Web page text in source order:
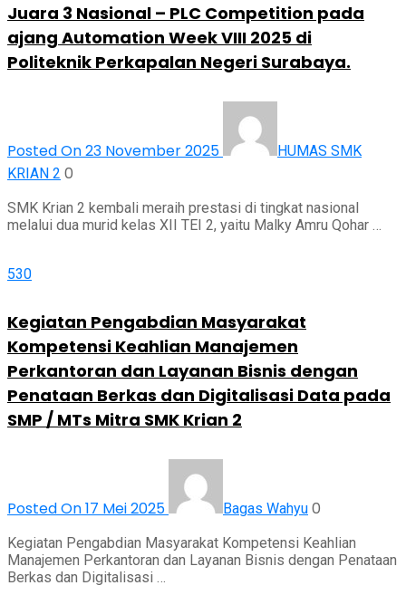
Juara 3 Nasional – PLC Competition pada
ajang Automation Week VIII 2025 di
Politeknik Perkapalan Negeri Surabaya.
Posted On 23 November 2025
HUMAS SMK
KRIAN 2 0
SMK Krian 2 kembali meraih prestasi di tingkat nasional
melalui dua murid kelas XII TEI 2, yaitu Malky Amru Qohar …
530
Kegiatan Pengabdian Masyarakat
Kompetensi Keahlian Manajemen
Perkantoran dan Layanan Bisnis dengan
Penataan Berkas dan Digitalisasi Data pada
SMP / MTs Mitra SMK Krian 2
Posted On 17 Mei 2025 Bagas Wahyu 0
Kegiatan Pengabdian Masyarakat Kompetensi Keahlian
Manajemen Perkantoran dan Layanan Bisnis dengan Penataan
Berkas dan Digitalisasi …